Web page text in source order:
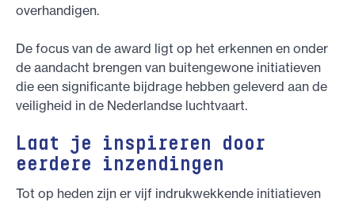
overhandigen.
De focus van de award ligt op het erkennen en onder
de aandacht brengen van buitengewone initiatieven
die een significante bijdrage hebben geleverd aan de
veiligheid in de Nederlandse luchtvaart.
Laat je inspireren door
eerdere inzendingen
Tot op heden zijn er vijf indrukwekkende initiatieven